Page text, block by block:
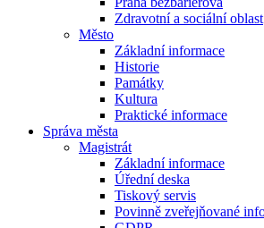
Zdravotní a sociální oblast
Město
Základní informace
Historie
Památky
Kultura
Praktické informace
Správa města
Magistrát
Základní informace
Úřední deska
Tiskový servis
Povinně zveřejňované